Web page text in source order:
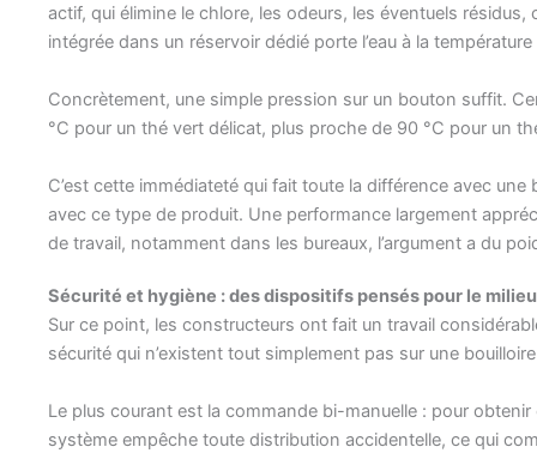
actif, qui élimine le chlore, les odeurs, les éventuels
intégrée dans un réservoir dédié porte l’eau à la
Concrètement, une simple pression sur un bouton suffit.
°C pour un thé vert délicat, plus proche de 90 °C pour un
C’est cette immédiateté qui fait toute la différence avec une
avec ce type de produit. Une performance largement
de travail, notamment dans les bureaux, l’argument a du
Sécurité et hygiène : des dispositifs pensés pour le
Sur ce point, les constructeurs ont fait un travail
sécurité qui n’existent tout simplement pas sur une
Le plus courant est la commande bi-manuelle : pour
système empêche toute distribution accidentelle, ce qui